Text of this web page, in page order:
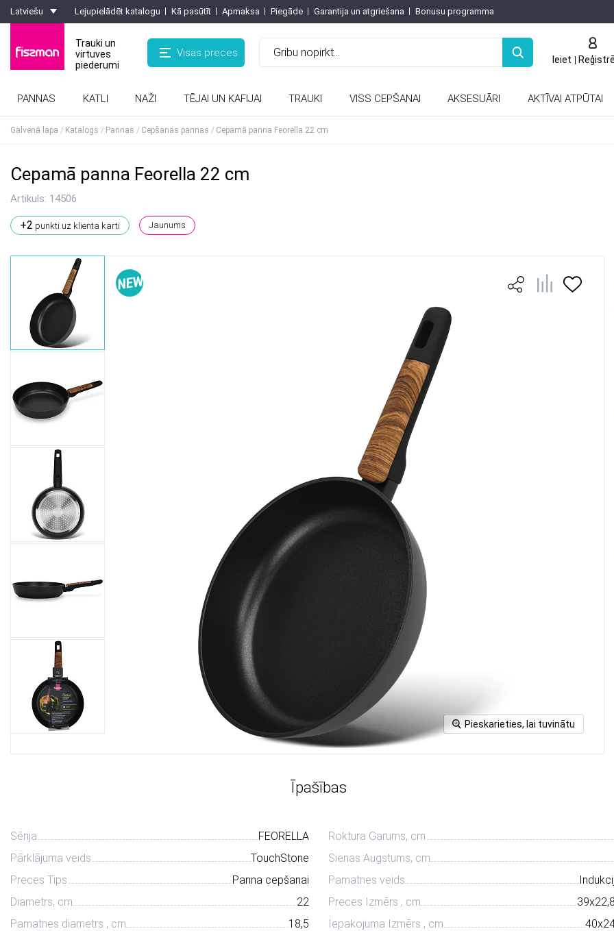
Latviešu Lejupielādēt katalogu Kā pasūtīt Apmaksa Piegāde Garantija un atgriešana Bonusu programma
Trauki un
virtuves
piederumi
Visas preces
Ieiet
PANNAS KATLI NAŽI TĒJAI UN KAFIJAI TRAUKI VISS CEPŠANAI AKSESUĀRI AKTĪVAI ATPŪTAI
Galvenā lapa Katalogs Pannas Cepšanas pannas Cepamā panna Feorella 22 cm
Cepamā panna Feorella 22 cm
Artikuls: 14506
+2 punkti uz klienta karti Jaunums
Pieskarieties, lai tuvinātu
Īpašības
Sērija
FEORELLA
Pārklājuma veids
TouchStone
Preces Tips
Panna cepšanai
Diametrs, сm
22
Pamatnes diametrs , cm
18,5
Roktura Garums, cm
Sienas Augstums, cm
Pamatnes veids
Preces Izmērs , cm
Iepakojuma Izmērs , cm